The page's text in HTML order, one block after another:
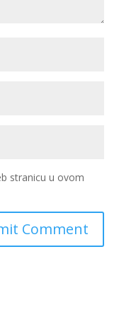
stranicu u ovom